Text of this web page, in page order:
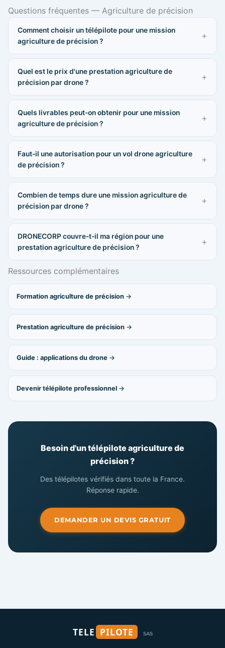
Questions fréquentes — Agriculture de précision
Comment choisir un télépilote pour une mission
agriculture de précision ?
Quel est le prix d'une prestation agriculture de
précision par drone ?
Quels livrables peut-on obtenir pour une mission
agriculture de précision ?
Faut-il une autorisation pour un vol drone agriculture
de précision ?
Combien de temps dure une mission agriculture de
précision par drone ?
DRONECORP couvre-t-il ma région pour une
prestation agriculture de précision ?
Ressources complémentaires
Formation agriculture de précision
Prestation agriculture de précision
Guide : applications du drone
Devenir télépilote professionnel
Besoin d'un télépilote agriculture de
précision ?
Des télépilotes vérifiés dans toute la France.
Réponse rapide.
DEMANDER UN DEVIS GRATUIT
TELE PILOTE SAS